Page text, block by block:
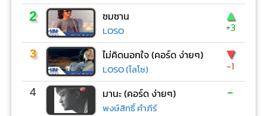
2 ซมซาน
LOSO
▲
+3
3 ไม่คิดนอกใจ (คอร์ด ง่ายๆ)
LOSO (โลโซ)
▼
-1
4 มานะ (คอร์ด ง่ายๆ)
พงษ์สิทธิ์ คำภีร์
-